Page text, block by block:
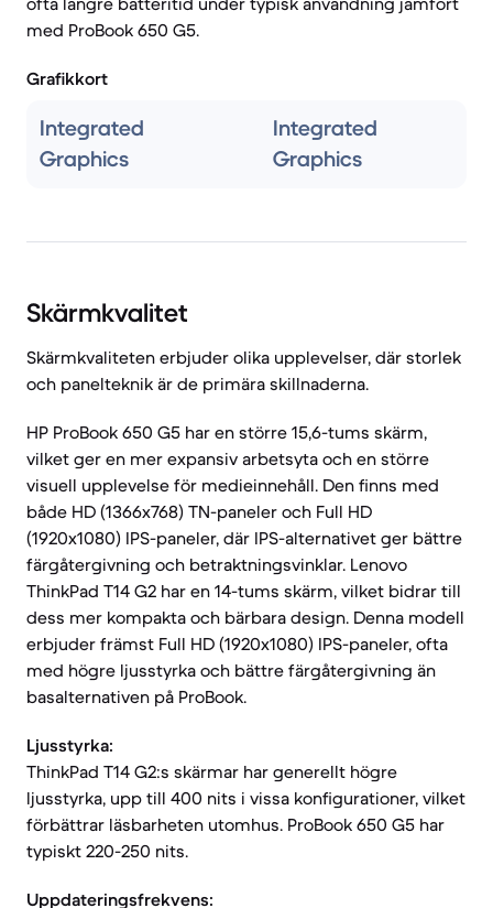
med ProBook 650 G5.
Grafikkort
Integrated
Graphics
Integrated
Graphics
Skärmkvalitet
Skärmkvaliteten erbjuder olika upplevelser, där storlek
och panelteknik är de primära skillnaderna.
HP ProBook 650 G5 har en större 15,6-tums skärm,
vilket ger en mer expansiv arbetsyta och en större
visuell upplevelse för medieinnehåll. Den finns med
både HD (1366x768) TN-paneler och Full HD
(1920x1080) IPS-paneler, där IPS-alternativet ger bättre
färgåtergivning och betraktningsvinklar. Lenovo
ThinkPad T14 G2 har en 14-tums skärm, vilket bidrar till
dess mer kompakta och bärbara design. Denna modell
erbjuder främst Full HD (1920x1080) IPS-paneler, ofta
med högre ljusstyrka och bättre färgåtergivning än
basalternativen på ProBook.
Ljusstyrka:
ThinkPad T14 G2:s skärmar har generellt högre
ljusstyrka, upp till 400 nits i vissa konfigurationer, vilket
förbättrar läsbarheten utomhus. ProBook 650 G5 har
typiskt 220-250 nits.
Uppdateringsfrekvens: